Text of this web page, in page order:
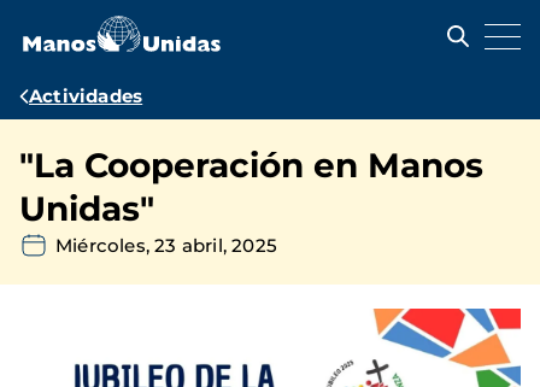
contenido
Ruta
navegación
Actividades
"La Cooperación en Manos
Unidas"
Miércoles, 23 abril, 2025